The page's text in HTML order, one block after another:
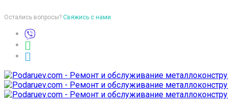
Остались вопросы? Свяжись с нами